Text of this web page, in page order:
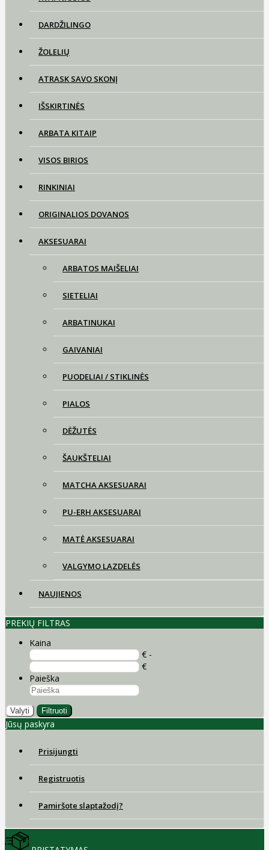
DARDŽILINGO
ŽOLELIŲ
ATRASK SAVO SKONĮ
IŠSKIRTINĖS
ARBATA KITAIP
VISOS BIRIOS
RINKINIAI
ORIGINALIOS DOVANOS
AKSESUARAI
ARBATOS MAIŠELIAI
SIETELIAI
ARBATINUKAI
GAIVANIAI
PUODELIAI / STIKLINĖS
PIALOS
DĖŽUTĖS
ŠAUKŠTELIAI
MATCHA AKSESUARAI
PU-ERH AKSESUARAI
MATĖ AKSESUARAI
VALGYMO LAZDELĖS
NAUJIENOS
PREKIŲ FILTRAS
Kaina
€ -
€
Paieška
Valyti Filtruoti
Jūsų paskyra
Prisijungti
Registruotis
Pamiršote slaptažodį?